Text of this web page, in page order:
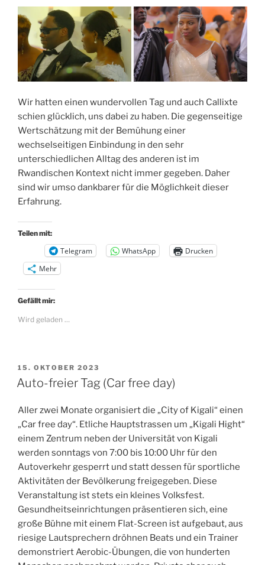
Wir hatten einen wundervollen Tag und auch Callixte
schien glücklich, uns dabei zu haben. Die gegenseitige
Wertschätzung mit der Bemühung einer
wechselseitigen Einbindung in den sehr
unterschiedlichen Alltag des anderen ist im
Rwandischen Kontext nicht immer gegeben. Daher
sind wir umso dankbarer für die Möglichkeit dieser
Erfahrung.
Teilen mit:
Telegram WhatsApp
Drucken
Mehr
Gefällt mir:
Wird geladen …
VERÖFFENTLICHT
AM
15. OKTOBER 2023
Auto-freier Tag (Car free day)
Aller zwei Monate organisiert die „City of Kigali“ einen
„Car free day“. Etliche Hauptstrassen um „Kigali Hight“
einem Zentrum neben der Universität von Kigali
werden sonntags von 7:00 bis 10:00 Uhr für den
Autoverkehr gesperrt und statt dessen für sportliche
Aktivitäten der Bevölkerung freigegeben. Diese
Veranstaltung ist stets ein kleines Volksfest.
Gesundheitseinrichtungen präsentieren sich, eine
große Bühne mit einem Flat-Screen ist aufgebaut, aus
riesige Lautsprechern dröhnen Beats und ein Trainer
demonstriert Aerobic-Übungen, die von hunderten